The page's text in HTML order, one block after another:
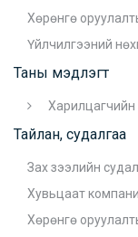
Хөрөнгө
Үйлчилгээний
Таны мэдлэгт
Харилцагчийн
Тайлан, судалгаа
Зах зээлийн
Хувьцаат
Хөрөнгө